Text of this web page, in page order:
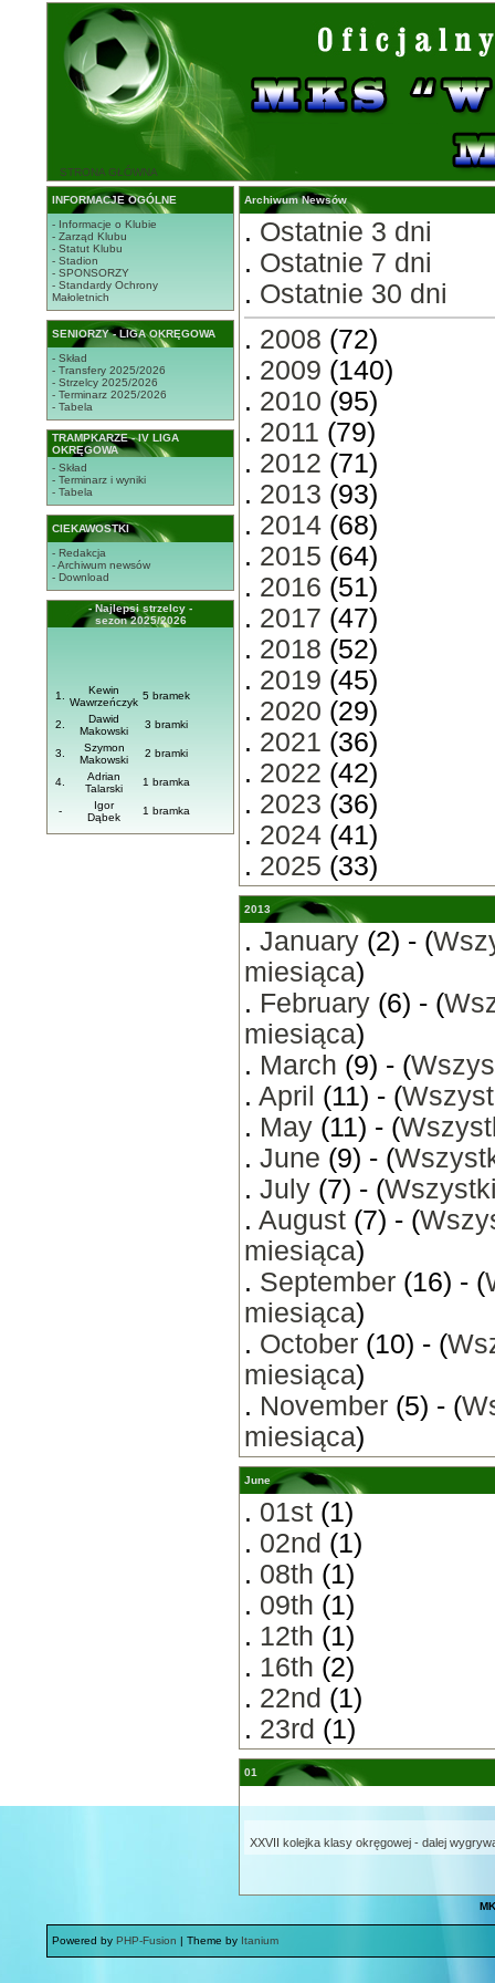
STRONA GŁÓWNA
INFORMACJE OGÓLNE
- Informacje o Klubie
- Zarząd Klubu
- Statut Klubu
- Stadion
- SPONSORZY
- Standardy Ochrony
Małoletnich
SENIORZY - LIGA OKRĘGOWA
- Skład
- Transfery 2025/2026
- Strzelcy 2025/2026
- Terminarz 2025/2026
- Tabela
TRAMPKARZE - IV LIGA
OKRĘGOWA
- Skład
- Terminarz i wyniki
- Tabela
CIEKAWOSTKI
- Redakcja
- Archiwum newsów
- Download
- Najlepsi strzelcy -
sezon 2025/2026
1.
Kewin
Wawrzeńczyk
5 bramek
2.
Dawid
Makowski
3 bramki
3.
Szymon
Makowski
2 bramki
4.
Adrian
Talarski
1 bramka
-
Igor
Dąbek
1 bramka
Archiwum Newsów
. Ostatnie 3 dni
. Ostatnie 7 dni
. Ostatnie 30 dni
. 2008 (72)
. 2009 (140)
. 2010 (95)
. 2011 (79)
. 2012 (71)
. 2013 (93)
. 2014 (68)
. 2015 (64)
. 2016 (51)
. 2017 (47)
. 2018 (52)
. 2019 (45)
. 2020 (29)
. 2021 (36)
. 2022 (42)
. 2023 (36)
. 2024 (41)
. 2025 (33)
2013
. January (2) - (
miesiąca)
. February (6) - (
miesiąca)
. March (9) - (
. April (11) - (
. May (11) - (
. June (9) - (
. July (7) - (
. August (7) - (
miesiąca)
. September (16) - (
miesiąca)
. October (10) - (
miesiąca)
. November (5) - (
miesiąca)
June
. 01st (1)
. 02nd (1)
. 08th (1)
. 09th (1)
. 12th (1)
. 16th (2)
. 22nd (1)
. 23rd (1)
01
XXVII kolejka klasy okręgowej - dalej
Powered by PHP-Fusion | Theme by Itanium